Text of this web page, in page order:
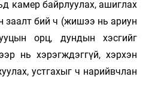
камер байрлуулах, ашиглах
заалт бий ч (жишээ нь ариун
орц, дундын хэсгийг
нь хэрэгждэггүй, хэрхэн
устгахыг ч нарийвчлан